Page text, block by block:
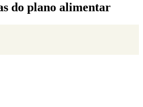
do plano alimentar